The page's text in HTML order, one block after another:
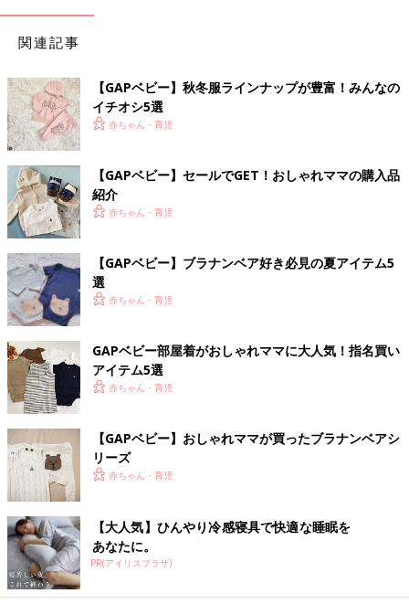
関連記事
【GAPベビー】秋冬服ラインナップが豊富！みんなの
イチオシ5選
赤ちゃん・育児
【GAPベビー】セールでGET！おしゃれママの購入品
紹介
赤ちゃん・育児
【GAPベビー】ブラナンベア好き必見の夏アイテム5
選
赤ちゃん・育児
GAPベビー部屋着がおしゃれママに大人気！指名買い
アイテム5選
赤ちゃん・育児
【GAPベビー】おしゃれママが買ったブラナンベアシ
リーズ
赤ちゃん・育児
【大人気】ひんやり冷感寝具で快適な睡眠を
あなたに。
PR(アイリスプラザ)